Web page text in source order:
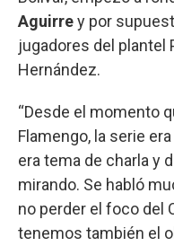
Aguirrey por
jugadores del plantel
Hernández.
“Desde el momento
Flamengo, la serie
era tema de charla y
mirando. Se habló
no perder el foco del
tenemos también el